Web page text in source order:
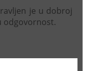
je u dobroj
odgovornost.